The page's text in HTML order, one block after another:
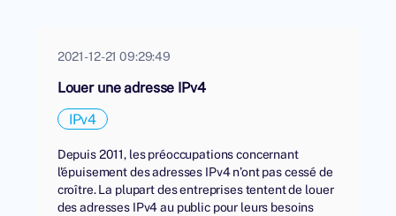
2021-12-21 09:29:49
Louer une adresse IPv4
IPv4
Depuis 2011, les préoccupations concernant
l'épuisement des adresses IPv4 n’ont pas cessé de
croître. La plupart des entreprises tentent de louer
des adresses IPv4 au public pour leurs besoins